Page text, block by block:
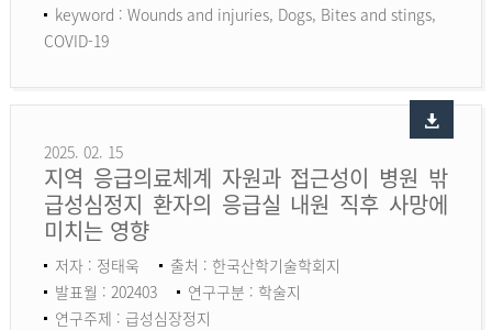
keyword : Wounds and injuries, Dogs, Bites and stings,
COVID-19
2025. 02. 15
지역 응급의료체계 자원과 접근성이 병원 밖
급성심정지 환자의 응급실 내원 직후 사망에
미치는 영향
저자 : 정태욱
출처 : 한국산학기술학회지
발표월 : 202403
연구구분 : 학술지
연구주제 : 급성심장정지